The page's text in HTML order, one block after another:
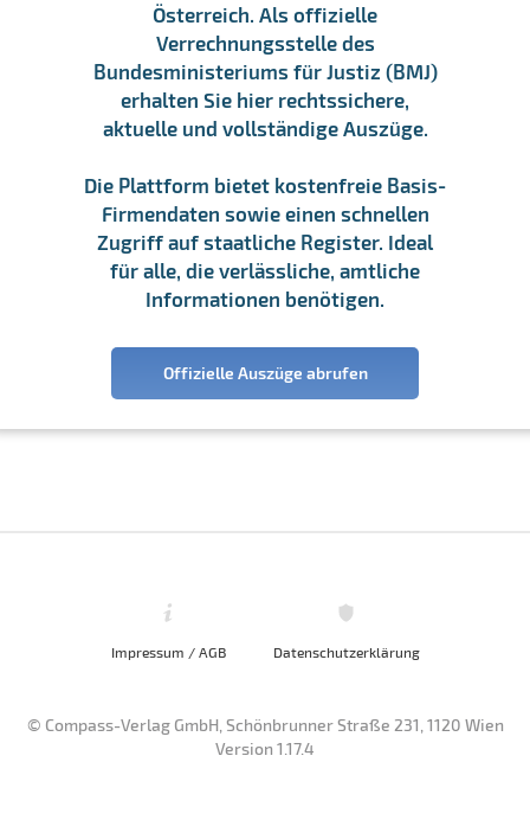
Österreich. Als offizielle
Verrechnungsstelle des
Bundesministeriums für Justiz (BMJ)
erhalten Sie hier rechtssichere,
aktuelle und vollständige Auszüge.
Die Plattform bietet kostenfreie Basis-
Firmendaten sowie einen schnellen
Zugriff auf staatliche Register. Ideal
für alle, die verlässliche, amtliche
Informationen benötigen.
Offizielle Auszüge abrufen
Impressum / AGB Datenschutzerklärung
© Compass-Verlag GmbH, Schönbrunner Straße 231, 1120 Wien
Version 1.17.4